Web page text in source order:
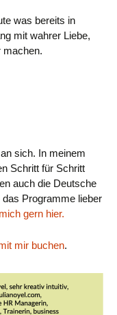
was bereits in
mit wahrer Liebe,
machen.
sich. In meinem
Schritt für Schritt
auch die Deutsche
Programme lieber
mich gern hier.
mir buchen.